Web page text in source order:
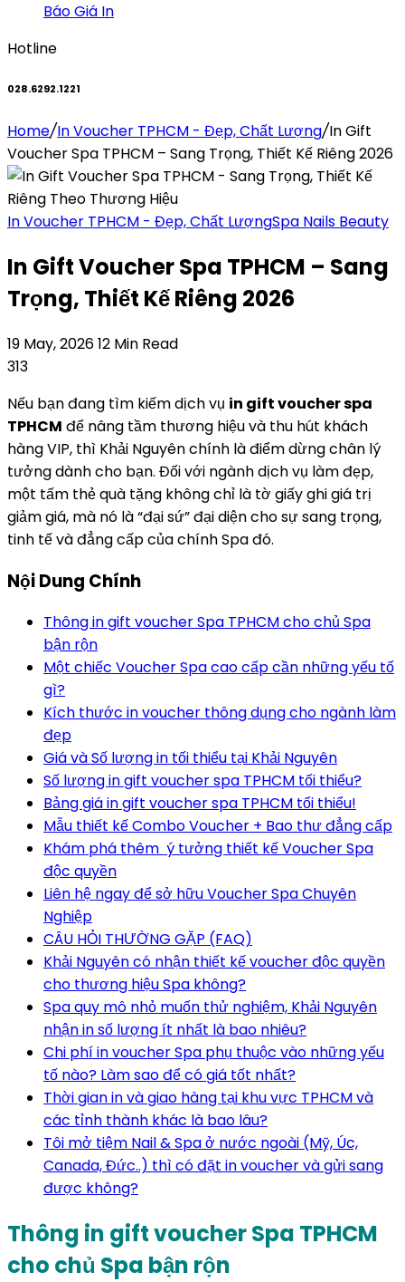
Báo Giá In
Hotline
028.6292.1221
Home/In Voucher TPHCM - Đẹp, Chất Lượng/In Gift
Voucher Spa TPHCM – Sang Trọng, Thiết Kế Riêng 2026
In Voucher TPHCM - Đẹp, Chất LượngSpa Nails Beauty
In Gift Voucher Spa TPHCM – Sang
Trọng, Thiết Kế Riêng 2026
19 May, 202612 Min Read
313
Nếu bạn đang tìm kiếm dịch vụ in gift voucher spa
TPHCM để nâng tầm thương hiệu và thu hút khách
hàng VIP, thì Khải Nguyên chính là điểm dừng chân lý
tưởng dành cho bạn. Đối với ngành dịch vụ làm đẹp,
một tấm thẻ quà tặng không chỉ là tờ giấy ghi giá trị
giảm giá, mà nó là “đại sứ” đại diện cho sự sang trọng,
tinh tế và đẳng cấp của chính Spa đó.
Nội Dung Chính
Thông in gift voucher Spa TPHCM cho chủ Spa
bận rộn
Một chiếc Voucher Spa cao cấp cần những yếu tố
gì?
Kích thước in voucher thông dụng cho ngành làm
đẹp
Giá và Số lượng in tối thiểu tại Khải Nguyên
Số lượng in gift voucher spa TPHCM tối thiểu?
Bảng giá in gift voucher spa TPHCM tối thiểu!
Mẫu thiết kế Combo Voucher + Bao thư đẳng cấp
Khám phá thêm ý tưởng thiết kế Voucher Spa
độc quyền
Liên hệ ngay để sở hữu Voucher Spa Chuyên
Nghiệp
CÂU HỎI THƯỜNG GẶP (FAQ)
Khải Nguyên có nhận thiết kế voucher độc quyền
cho thương hiệu Spa không?
Spa quy mô nhỏ muốn thử nghiệm, Khải Nguyên
nhận in số lượng ít nhất là bao nhiêu?
Chi phí in voucher Spa phụ thuộc vào những yếu
tố nào? Làm sao để có giá tốt nhất?
Thời gian in và giao hàng tại khu vực TPHCM và
các tỉnh thành khác là bao lâu?
Tôi mở tiệm Nail & Spa ở nước ngoài (Mỹ, Úc,
Canada, Đức..) thì có đặt in voucher và gửi sang
được không?
Thông in gift voucher Spa TPHCM
cho chủ Spa bận rộn